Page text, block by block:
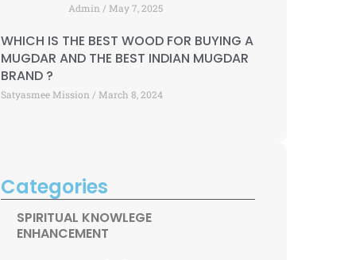
Admin May 7, 2025
WHICH IS THE BEST WOOD FOR BUYING A
MUGDAR AND THE BEST INDIAN MUGDAR
BRAND ?
Satyasmee Mission March 8, 2024
Categories
SPIRITUAL KNOWLEGE
ENHANCEMENT